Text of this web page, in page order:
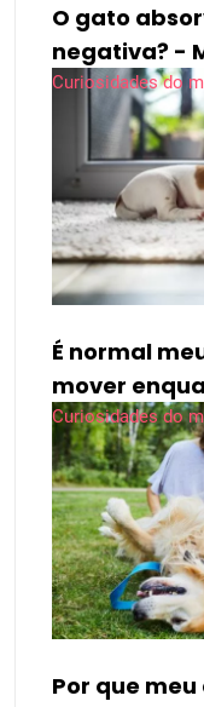
O gato
negativa? -
Curiosidades do
É normal
mover
Curiosidades do
Por que